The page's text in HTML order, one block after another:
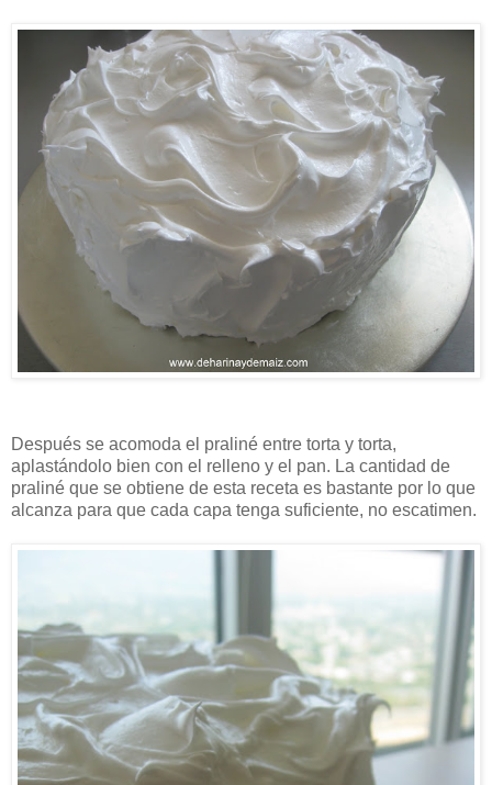
Después se acomoda el praliné entre torta y torta,
aplastándolo bien con el relleno y el pan. La cantidad de
praliné que se obtiene de esta receta es bastante por lo que
alcanza para que cada capa tenga suficiente, no escatimen.